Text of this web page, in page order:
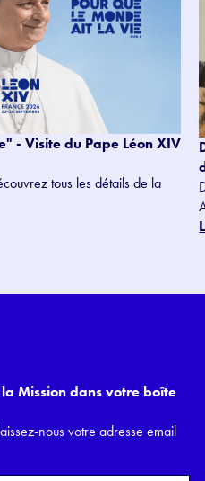
- Visite du Pape Léon XIV
tous les détails de la
Mission dans votre boîte
nous votre adresse email